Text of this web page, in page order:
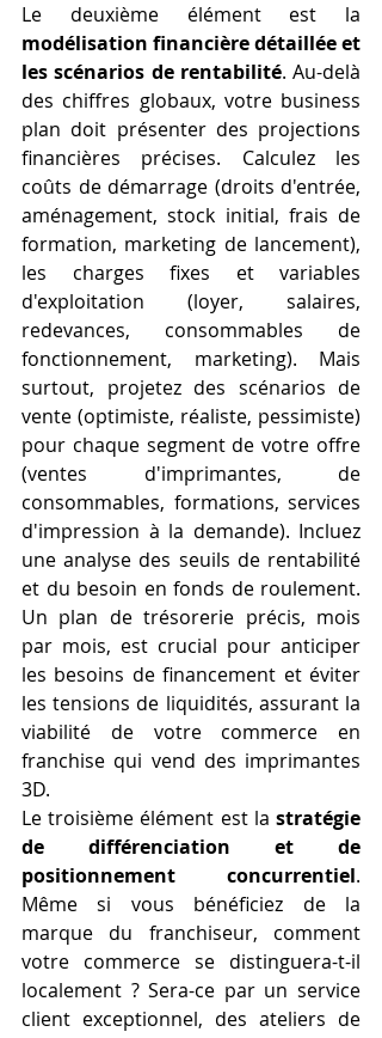
modélisation financière détaillée et
les scénarios de rentabilité. Au-delà
des chiffres globaux, votre business
plan doit présenter des projections
financières précises. Calculez les
coûts de démarrage (droits d'entrée,
aménagement, stock initial, frais de
formation, marketing de lancement),
les charges fixes et variables
d'exploitation (loyer, salaires,
redevances, consommables de
fonctionnement, marketing). Mais
surtout, projetez des scénarios de
vente (optimiste, réaliste, pessimiste)
pour chaque segment de votre offre
(ventes d'imprimantes, de
consommables, formations, services
d'impression à la demande). Incluez
une analyse des seuils de rentabilité
et du besoin en fonds de roulement.
Un plan de trésorerie précis, mois
par mois, est crucial pour anticiper
les besoins de financement et éviter
les tensions de liquidités, assurant la
viabilité de votre commerce en
franchise qui vend des imprimantes
3D.
Le troisième élément est la stratégie
de différenciation et de
positionnement concurrentiel.
Même si vous bénéficiez de la
marque du franchiseur, comment
votre commerce se distinguera-t-il
localement ? Sera-ce par un service
client exceptionnel, des ateliers de